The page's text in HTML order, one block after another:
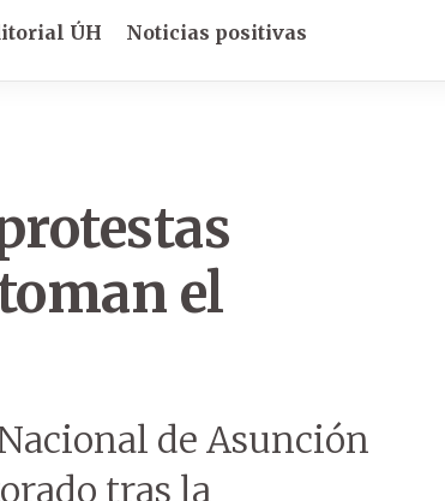
ÚH Noticias positivas
el
de Asunción
tras la